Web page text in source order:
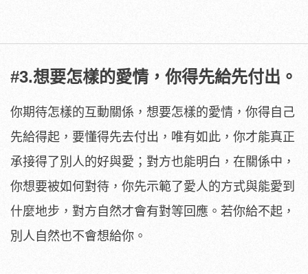
#3.想要怎樣的愛情，你得先給先付出。
你期待怎樣的互動關係，想要怎樣的愛情，你得自己
先給得起，要懂得先去付出，唯有如此，你才能真正
承接得了別人的好與愛；對方也能明白，在關係中，
你想要被如何對待，你先示範了愛人的方式與能愛到
什麼地步，對方自然才會有對等回應。若你給不起，
別人自然也不會想給你。